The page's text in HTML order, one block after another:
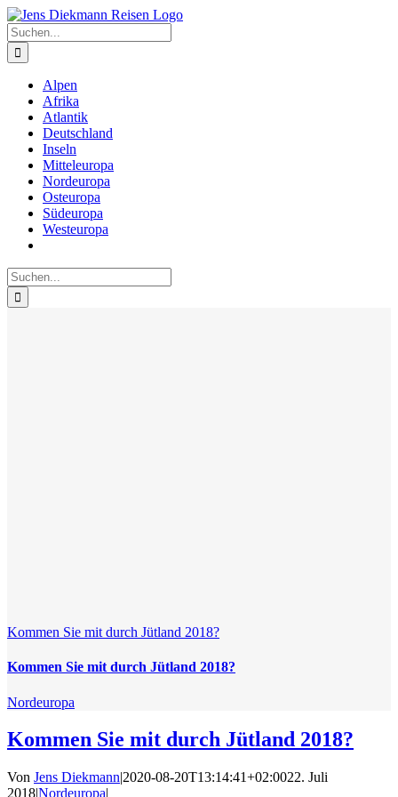
Zum
Inhalt
springen
Suche
nach:
Alpen
Afrika
Atlantik
Deutschland
Inseln
Mitteleuropa
Nordeuropa
Osteuropa
Südeuropa
Westeuropa
Suche
nach:
Kommen Sie mit durch Jütland 2018?
Kommen Sie mit durch Jütland 2018?
Nordeuropa
Kommen Sie mit durch Jütland 2018?
Von Jens Diekmann|2020-08-20T13:14:41+02:0022. Juli
2018|Nordeuropa|